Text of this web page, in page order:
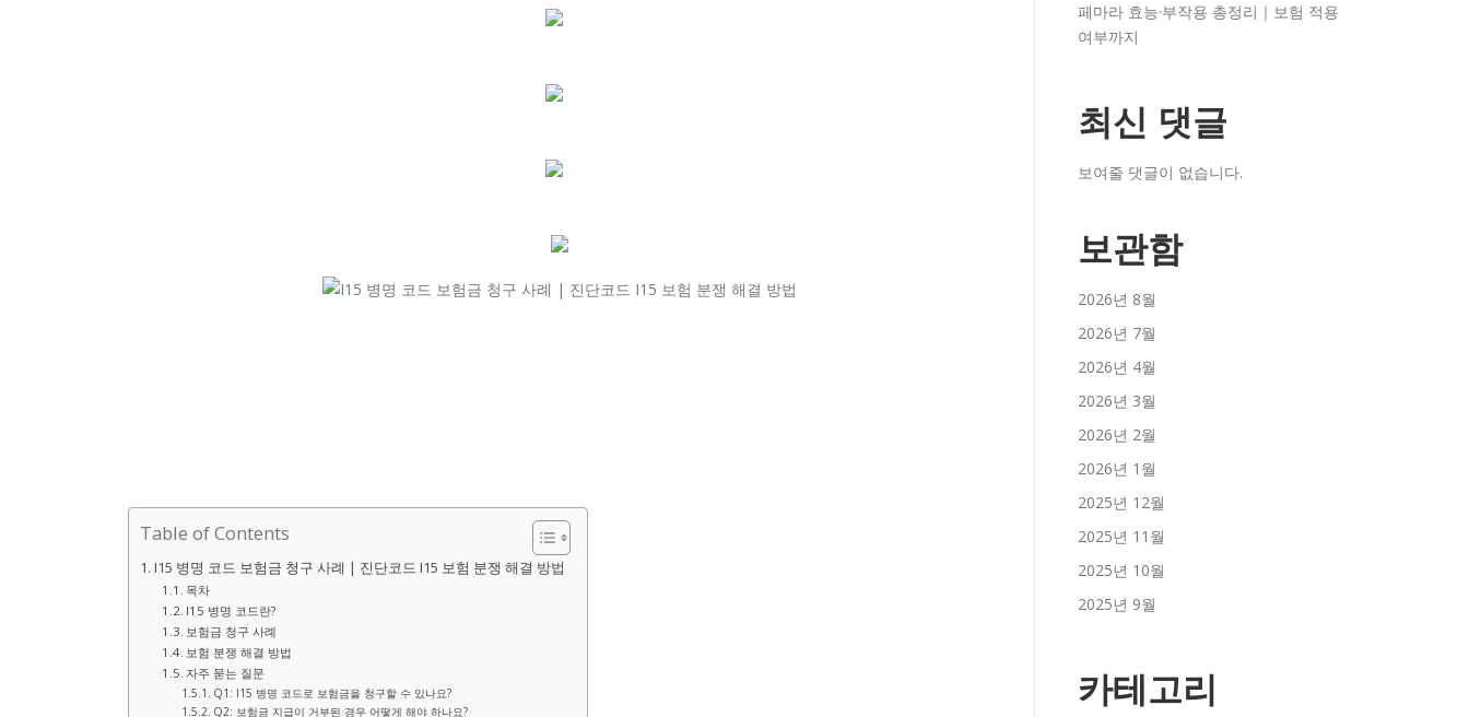
Table of Contents
I15 병명 코드 보험금 청구 사례 | 진단코드 I15 보험 분쟁 해결 방법
목차
I15 병명 코드란?
보험금 청구 사례
보험 분쟁 해결 방법
자주 묻는 질문
Q1: I15 병명 코드로 보험금을 청구할 수 있나요?
Q2: 보험금 지급이 거부된 경우 어떻게 해야 하나요?
페마라 효능·부작용 총정리｜보험 적용
여부까지
최신 댓글
보여줄 댓글이 없습니다.
보관함
2026년 8월
2026년 7월
2026년 4월
2026년 3월
2026년 2월
2026년 1월
2025년 12월
2025년 11월
2025년 10월
2025년 9월
카테고리